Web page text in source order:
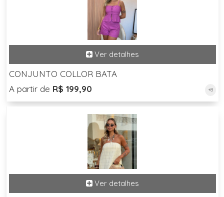
CONJUNTO COLLOR BATA
A partir de R$ 199,90 +8